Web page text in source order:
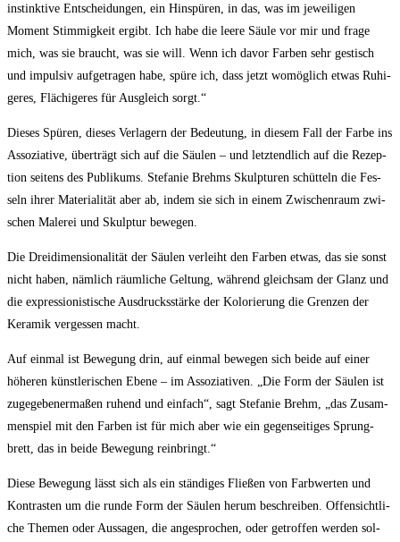
instink­ti­ve Ent­schei­dun­gen, ein Hin­spü­ren, in das, was im jewei­li­gen
Moment Stim­mig­keit ergibt. Ich habe die lee­re Säu­le vor mir und fra­ge
mich, was sie braucht, was sie will. Wenn ich davor Far­ben sehr ges­tisch
und impul­siv auf­ge­tra­gen habe, spü­re ich, dass jetzt womög­lich etwas Ruhi­
ge­res, Flä­chi­ge­res für Aus­gleich sorgt.“
Die­ses Spü­ren, die­ses Ver­la­gern der Bedeu­tung, in die­sem Fall der Far­be ins
Asso­zia­ti­ve, über­trägt sich auf die Säu­len – und letzt­end­lich auf die Rezep­
ti­on sei­tens des Publi­kums. Ste­fa­nie Brehms Skulp­tu­ren schüt­teln die Fes­
seln ihrer Mate­ria­li­tät aber ab, indem sie sich in einem Zwi­schen­raum zwi­
schen Male­rei und Skulp­tur bewegen.
Die Drei­di­men­sio­na­li­tät der Säu­len ver­leiht den Far­ben etwas, das sie sonst
nicht haben, näm­lich räum­li­che Gel­tung, wäh­rend gleich­sam der Glanz und
die expres­sio­nis­ti­sche Aus­drucks­stär­ke der Kolo­rie­rung die Gren­zen der
Kera­mik ver­ges­sen macht.
Auf ein­mal ist Bewe­gung drin, auf ein­mal bewe­gen sich bei­de auf einer
höhe­ren künst­le­ri­schen Ebe­ne – im Asso­zia­ti­ven. „Die Form der Säu­len ist
zuge­ge­be­ner­ma­ßen ruhend und ein­fach“, sagt Ste­fa­nie Brehm, „das Zusam­
men­spiel mit den Far­ben ist für mich aber wie ein gegen­sei­ti­ges Sprung­
brett, das in bei­de Bewe­gung reinbringt.“
Die­se Bewe­gung lässt sich als ein stän­di­ges Flie­ßen von Farb­wer­ten und
Kon­tras­ten um die run­de Form der Säu­len her­um beschrei­ben. Offen­sicht­li­
che The­men oder Aus­sa­gen, die ange­spro­chen, oder getrof­fen wer­den sol­